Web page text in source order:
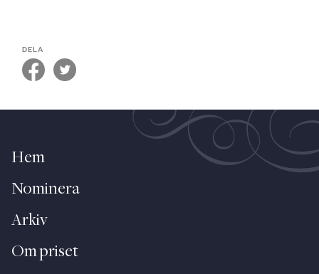
DELA
Hem
Nominera
Arkiv
Om priset